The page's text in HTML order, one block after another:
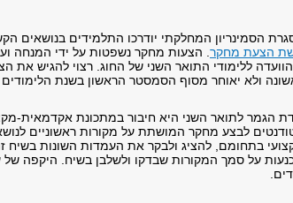
הסמינריון המחלקתי יודרכו התלמידים בנושאים
הצעת מחקר . הצעות מחקר נשפטות על ידי המנחה
ללימודי התואר השני של החוג. רצוי להגיש את
ולא יאוחר מסוף הסמסטר הראשון בשנת הלימודים
הגמר לתואר השני היא חיבור במתכונת אקדמאית-
לבצע מחקר המושתת על מקורות ראשוניים
בתחומם, להציג ולבקר את העמדות השונות בשיח
על סמך המקורות שבדקו ולשלבן בשיח. היקפה